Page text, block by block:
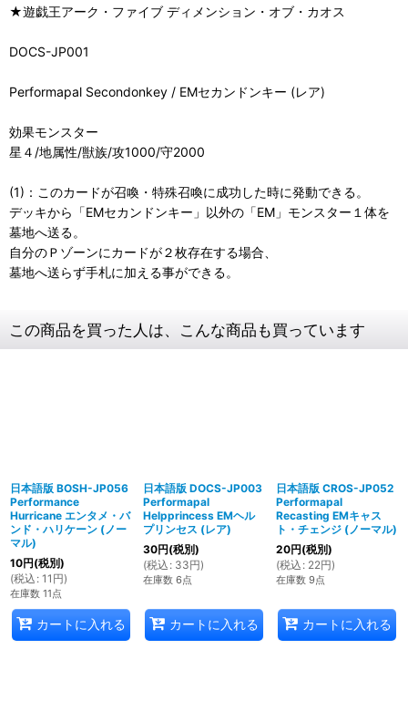
★遊戯王アーク・ファイブ ディメンション・オブ・カオス
DOCS-JP001
Performapal Secondonkey / EMセカンドンキー (レア)
効果モンスター
星４/地属性/獣族/攻1000/守2000
(1)：このカードが召喚・特殊召喚に成功した時に発動できる。
デッキから「EMセカンドンキー」以外の「EM」モンスター１体を
墓地へ送る。
自分のＰゾーンにカードが２枚存在する場合、
墓地へ送らず手札に加える事ができる。
この商品を買った人は、こんな商品も買っています
日本語版 BOSH-JP056
Performance
Hurricane エンタメ・バ
ンド・ハリケーン (ノー
マル)
10円(税別)
(税込 : 11 円)
在庫数 11点
カートに入れる
日本語版 DOCS-JP003
Performapal
Helpprincess EMヘル
プリンセス (レア)
30円(税別)
(税込 : 33円)
在庫数 6点
カートに入れる
日本語版 CROS-JP052
Performapal
Recasting EMキャス
ト・チェンジ (ノーマル)
20円(税別)
(税込 : 22円)
在庫数 9点
カートに入れる